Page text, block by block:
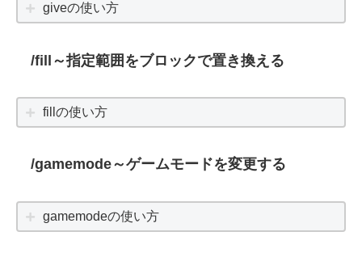
giveの使い方
/fill～指定範囲をブロックで置き換える
fillの使い方
/gamemode～ゲームモードを変更する
gamemodeの使い方